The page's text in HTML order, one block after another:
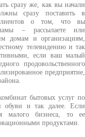
сразу же, как вы начали
сразу поставить в
клиентов о том, что вы
– рассылаете или
домам и организациям,
телевидению и так
если ваш малый
продовольственного
предприятие,
бытовых услуг по
обуви и так далее. Если
малого бизнеса, то ее
продуктами.